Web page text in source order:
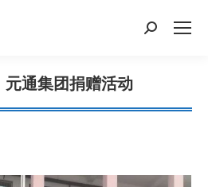
搜
元通集团捐赠活动
您在这里：